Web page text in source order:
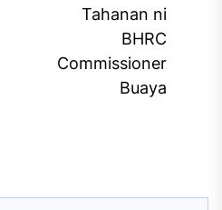
Tahanan ni
BHRC
Commissioner
Buaya